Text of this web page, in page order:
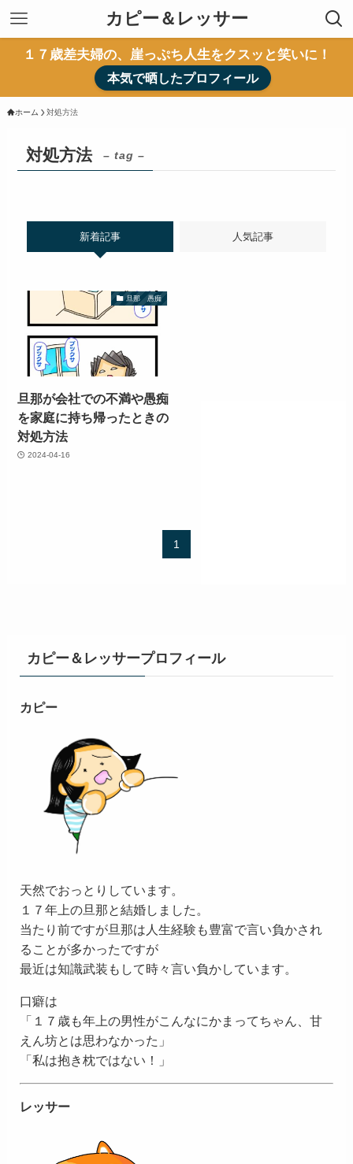
カピー＆レッサー
１７歳差夫婦の、崖っぷち人生をクスッと笑いに！
本気で晒したプロフィール
ホーム 対処方法
対処方法 – tag –
新着記事 人気記事
旦那 愚痴
旦那が会社での不満や愚痴
を家庭に持ち帰ったときの
対処方法
2024-04-16
1
カピー＆レッサープロフィール
カピー
天然でおっとりしています。
１７年上の旦那と結婚しました。
当たり前ですが旦那は人生経験も豊富で言い負かされ
ることが多かったですが
最近は知識武装もして時々言い負かしています。
口癖は
「１７歳も年上の男性がこんなにかまってちゃん、甘
えん坊とは思わなかった」
「私は抱き枕ではない！」
レッサー